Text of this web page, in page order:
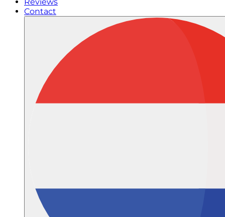
Contact